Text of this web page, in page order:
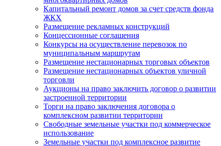
Капитальный ремонт домов за счет средств фонда
ЖКХ
Размещение рекламных конструкций
Концессионные соглашения
Конкурсы на осуществление перевозок по
муниципальным маршрутам
Размещение нестационарных торговых объектов
Размещение нестационарных объектов уличной
торговли
Аукционы на право заключить договор о развитии
застроенной территории
Торги на право заключения договора о
комплексном развитии территории
Свободные земельные участки под коммерческое
использование
Земельные участки под комплексное развитие